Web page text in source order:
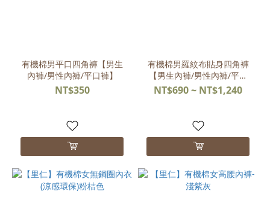
有機棉男平口四角褲【男生
內褲/男性內褲/平口褲】
NT$350
有機棉男羅紋布貼身四角褲
【男生內褲/男性內褲/平口
褲】
NT$690 ~ NT$1,240